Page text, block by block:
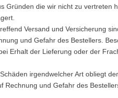
Gründen die wir nicht zu vertreten
Versand und Versicherung
und Gefahr des Bestellers.
Erhalt der Lieferung oder der
irgendwelcher Art obliegt
Rechnung und Gefahr des